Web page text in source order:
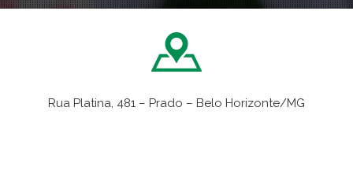
Rua Platina, 481 – Prado – Belo Horizonte/MG